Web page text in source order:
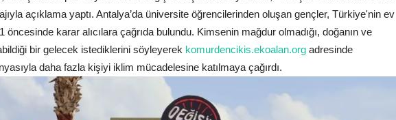
açıklama yaptı. Antalya’da üniversite öğrencilerinden oluşan gençler, Türkiye'nin ev
öncesinde karar alıcılara çağrıda bulundu. Kimsenin mağdur olmadığı, doğanın ve
bir gelecek istediklerini söyleyerek komurdencikis.ekoalan.org adresinde
daha fazla kişiyi iklim mücadelesine katılmaya çağırdı.